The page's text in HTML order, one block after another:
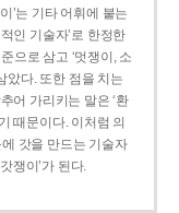
’는 기타 어휘에 붙는
인 기술자’로 한정한
으로 삼고 ‘멋쟁이, 소
았다. 또한 점을 치는
어 가리키는 말은 ‘환
때문이다. 이처럼 의
에 갓을 만드는 기술자
쟁이’가 된다.